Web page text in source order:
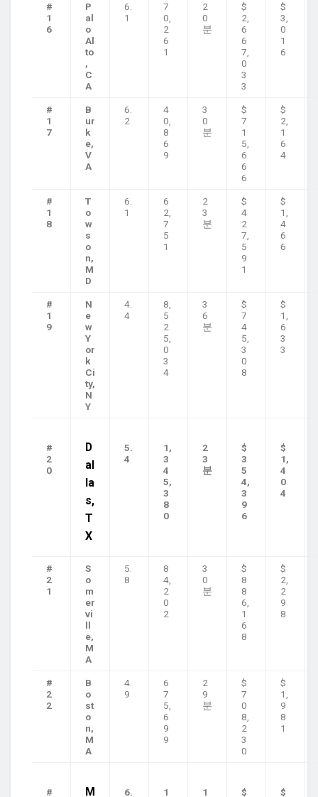
#
1
6
P
al
o
Al
to
,
C
A
6.
1
7
0,
2
6
1
2
0
분
$
2,
6
6
7,
0
3
3
$
3,
0
1
6
#
1
7
B
ur
k
e,
V
A
6.
2
4
0,
8
6
9
3
0
분
$
7
1
5,
6
6
6
$
2,
1
6
4
#
1
8
T
o
w
s
o
n,
M
D
6.
1
6
2,
7
5
1
2
3
분
$
4
2
7,
5
9
1
$
1,
4
6
6
#
1
9
N
e
w
Y
or
k
Ci
ty,
N
Y
4.
4
8,
5
2
5,
0
3
4
3
6
분
$
7
4
5,
3
0
8
$
1,
6
3
3
#
2
0
D
al
la
s,
T
X
5.
4
1,
3
4
5,
3
8
0
2
3
분
$
3
5
4,
3
9
6
$
1,
4
0
4
#
2
1
S
o
m
er
vi
ll
e,
M
A
5.
8
8
4,
2
0
2
3
0
분
$
8
8
6,
1
6
8
$
2,
2
9
8
#
2
2
B
o
st
o
n,
M
A
4.
9
6
7
5,
6
9
9
2
9
분
$
7
0
8,
2
3
0
$
1,
9
8
1
#
M
6.
1
1
$
$